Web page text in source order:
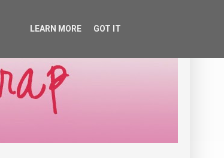
LEARN MORE GOT IT